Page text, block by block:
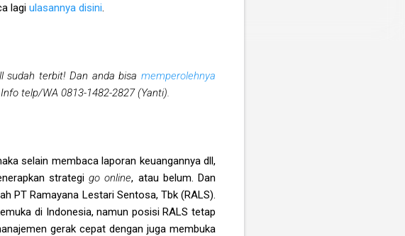
lagi ulasannya disini
sudah terbit! Dan anda bisamemperolehnya
telp/WA 0813-1482-2827 (Yanti).
selain membaca laporan keuangannya dll,
strategigo online, atau belum. Dan
PT Ramayana Lestari Sentosa, Tbk (RALS).
di Indonesia, namun posisi RALS tetap
gerak cepat dengan juga membuka